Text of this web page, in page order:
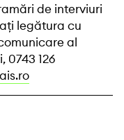
de interviuri
legătura cu
al
0743 126